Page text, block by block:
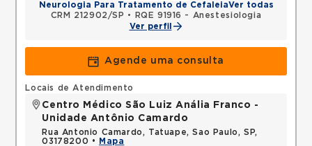
Neurologia Para Tratamento de CefaleiaVer todas
CRM 212902/SP •
RQE 91916 - Anestesiologia
Ver perfil
Agende uma consulta
Locais de Atendimento
Centro Médico São Luiz Anália Franco -
Unidade Antônio Camardo
Rua Antonio Camardo, Tatuape, Sao Paulo, SP,
03178200 •
Mapa